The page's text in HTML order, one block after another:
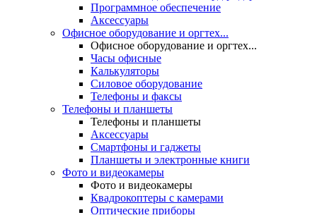
Программное обеспечение
Аксессуары
Офисное оборудование и оргтех...
Офисное оборудование и оргтех...
Часы офисные
Калькуляторы
Силовое оборудование
Телефоны и факсы
Телефоны и планшеты
Телефоны и планшеты
Аксессуары
Смартфоны и гаджеты
Планшеты и электронные книги
Фото и видеокамеры
Фото и видеокамеры
Квадрокоптеры с камерами
Оптические приборы